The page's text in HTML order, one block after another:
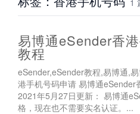
1
易博通eSender香
教程
eSender,eSender教程,易博通,
港手机号码申请 易博通eSender
2021年5月27日更新： 易博通
格，现在也不需要实名认证。...